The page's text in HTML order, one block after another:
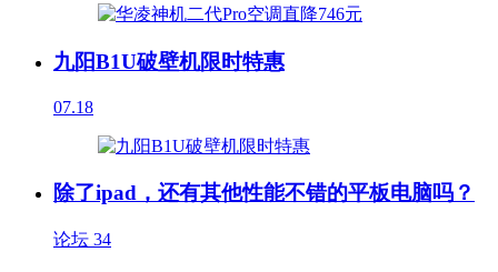
九阳B1U破壁机限时特惠
07.18
除了ipad，还有其他性能不错的平板电脑吗？
论坛 34